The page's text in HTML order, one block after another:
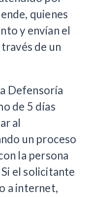
quienes
y envían el
de un
Defensoría
de 5 días
al
un proceso
la persona
el solicitante
a internet,